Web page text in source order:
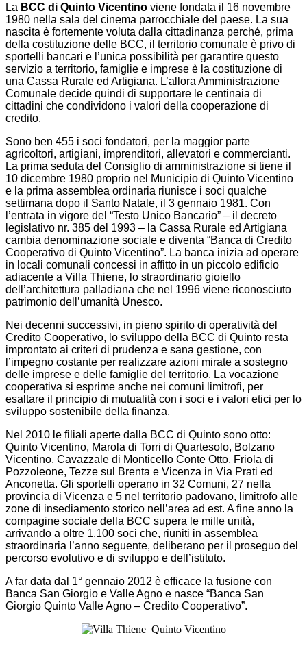
La BCC di Quinto Vicentino viene fondata il 16 novembre
1980 nella sala del cinema parrocchiale del paese. La sua
nascita è fortemente voluta dalla cittadinanza perché, prima
della costituzione delle BCC, il territorio comunale è privo di
sportelli bancari e l’unica possibilità per garantire questo
servizio a territorio, famiglie e imprese è la costituzione di
una Cassa Rurale ed Artigiana. L’allora Amministrazione
Comunale decide quindi di supportare le centinaia di
cittadini che condividono i valori della cooperazione di
credito.
Sono ben 455 i soci fondatori, per la maggior parte
agricoltori, artigiani, imprenditori, allevatori e commercianti.
La prima seduta del Consiglio di amministrazione si tiene il
10 dicembre 1980 proprio nel Municipio di Quinto Vicentino
e la prima assemblea ordinaria riunisce i soci qualche
settimana dopo il Santo Natale, il 3 gennaio 1981. Con
l’entrata in vigore del “Testo Unico Bancario” – il decreto
legislativo nr. 385 del 1993 – la Cassa Rurale ed Artigiana
cambia denominazione sociale e diventa “Banca di Credito
Cooperativo di Quinto Vicentino”. La banca inizia ad operare
in locali comunali concessi in affitto in un piccolo edificio
adiacente a Villa Thiene, lo straordinario gioiello
dell’architettura palladiana che nel 1996 viene riconosciuto
patrimonio dell’umanità Unesco.
Nei decenni successivi, in pieno spirito di operatività del
Credito Cooperativo, lo sviluppo della BCC di Quinto resta
improntato ai criteri di prudenza e sana gestione, con
l’impegno costante per realizzare azioni mirate a sostegno
delle imprese e delle famiglie del territorio. La vocazione
cooperativa si esprime anche nei comuni limitrofi, per
esaltare il principio di mutualità con i soci e i valori etici per lo
sviluppo sostenibile della finanza.
Nel 2010 le filiali aperte dalla BCC di Quinto sono otto:
Quinto Vicentino, Marola di Torri di Quartesolo, Bolzano
Vicentino, Cavazzale di Monticello Conte Otto, Friola di
Pozzoleone, Tezze sul Brenta e Vicenza in Via Prati ed
Anconetta. Gli sportelli operano in 32 Comuni, 27 nella
provincia di Vicenza e 5 nel territorio padovano, limitrofo alle
zone di insediamento storico nell’area ad est. A fine anno la
compagine sociale della BCC supera le mille unità,
arrivando a oltre 1.100 soci che, riuniti in assemblea
straordinaria l’anno seguente, deliberano per il proseguo del
percorso evolutivo e di sviluppo e dell’istituto.
A far data dal 1° gennaio 2012 è efficace la fusione con
Banca San Giorgio e Valle Agno e nasce “Banca San
Giorgio Quinto Valle Agno – Credito Cooperativo”.